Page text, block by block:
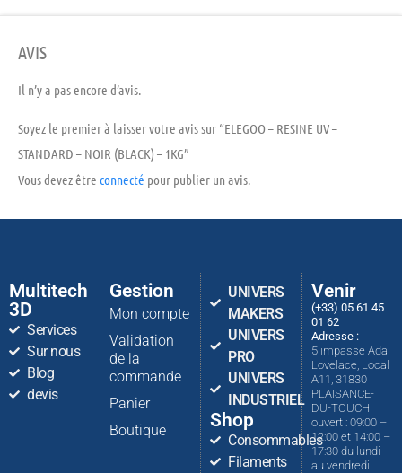
AVIS
Il n’y a pas encore d’avis.
Soyez le premier à laisser votre avis sur “ELEGOO – RESINE UV –
STANDARD – NOIR (BLACK) – 1KG”
Vous devez être connecté pour publier un avis.
Multitech
3D
Services
Sur nous
Blog
devis
Gestion
Mon compte
Validation
de la
commande
Panier
Boutique
UNIVERS
MAKERS
UNIVERS
PRO
UNIVERS
INDUSTRIEL
Shop
Consommables
Filaments
Venir
(+33) 05 61 45
01 62
Adresse :
5 impasse Ada
Lovelace, Local
A11, 31830
PLAISANCE-
DU-TOUCH
ouvert : 09:00 –
12:00 et 14:00 –
17:30 du lundi
au vendredi